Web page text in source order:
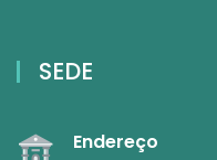
SEDE
Endereço